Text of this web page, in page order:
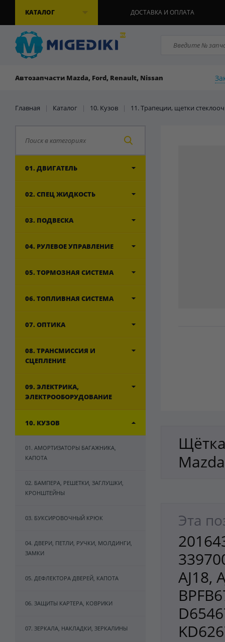
КАТАЛОГ ДОСТАВКА И ОПЛАТА
Автозапчасти Mazda, Ford, Renault, Nissan
Главная | Каталог | 10. Кузов | 11. Трапеции, щетки
01. ДВИГАТЕЛЬ
02. СПЕЦ ЖИДКОСТЬ
03. ПОДВЕСКА
04. РУЛЕВОЕ УПРАВЛЕНИЕ
05. ТОРМОЗНАЯ СИСТЕМА
06. ТОПЛИВНАЯ СИСТЕМА
07. ОПТИКА
08. ТРАНСМИССИЯ И
СЦЕПЛЕНИЕ
09. ЭЛЕКТРИКА,
ЭЛЕКТРООБОРУДОВАНИЕ
10. КУЗОВ
01. АМОРТИЗАТОРЫ БАГАЖНИКА,
КАПОТА
02. БАМПЕРА, РЕШЕТКИ, ЗАГЛУШКИ,
КРОНШТЕЙНЫ
03. БУКСИРОВОЧНЫЙ КРЮК
04. ДВЕРИ, ПЕТЛИ, РУЧКИ, МОЛДИНГИ,
ЗАМКИ
05. ДЕФЛЕКТОРА ДВЕРЕЙ, КАПОТА
06. ЗАЩИТЫ КАРТЕРА, КОВРИКИ
07. ЗЕРКАЛА, НАКЛАДКИ, ЗЕРКАЛИНЫ
Эта
AJ18,